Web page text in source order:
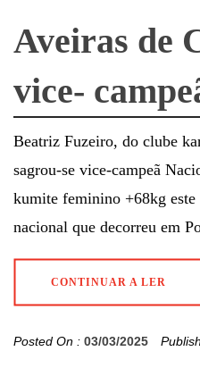
Aveiras de
vice-
Beatriz Fuzeiro, do clube
sagrou-se vice-campeã
kumite feminino +68kg este
nacional que decorreu em
CONTINUAR A LER
Posted On : 03/03/2025